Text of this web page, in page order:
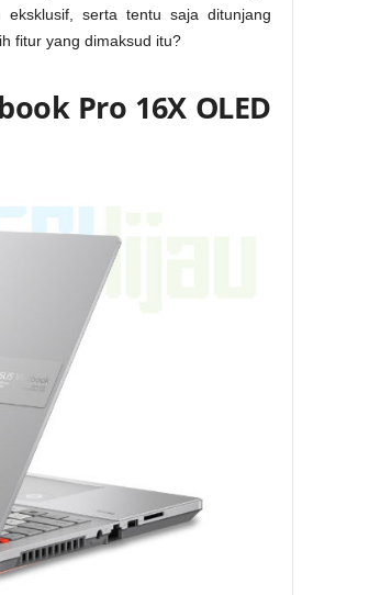
serta tentu saja ditunjang
fitur yang dimaksud itu?
Pro 16X OLED